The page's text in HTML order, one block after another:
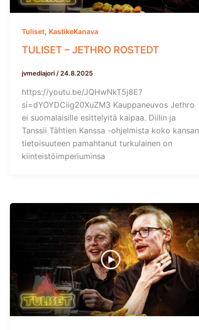
Tuliset, KastikeKanava
TULISET – JETHRO ROSTEDT
jvmediajori / 24.8.2025
https://youtu.be/JQHwNkT5j8E?
si=dYOYDCiig20XuZM3 Kauppaneuvos Jethro
ei suomalaisille esittelyitä kaipaa. Diilin ja
Tanssii Tähtien Kanssa -ohjelmista koko kansan
tietoisuuteen pamahtanut turkulainen on
kiinteistöimperiuminsa